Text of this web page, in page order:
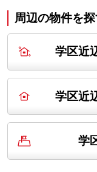
周辺の物件を
学区近
学区近
学